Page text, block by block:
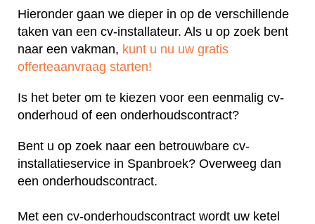
Hieronder gaan we dieper in op de verschillende
taken van een cv-installateur. Als u op zoek bent
naar een vakman, kunt u nu uw gratis
offerteaanvraag starten!
Is het beter om te kiezen voor een eenmalig cv-
onderhoud of een onderhoudscontract?
Bent u op zoek naar een betrouwbare cv-
installatieservice in Spanbroek? Overweeg dan
een onderhoudscontract.
Met een cv-onderhoudscontract wordt uw ketel